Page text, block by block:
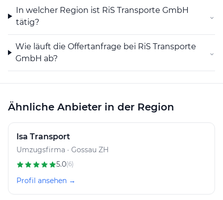
In welcher Region ist RiS Transporte GmbH
tätig?
⌄
Wie läuft die Offertanfrage bei RiS Transporte
GmbH ab?
⌄
Ähnliche Anbieter in der Region
Isa Transport
Umzugsfirma · Gossau ZH
5.0(6)
Profil ansehen →